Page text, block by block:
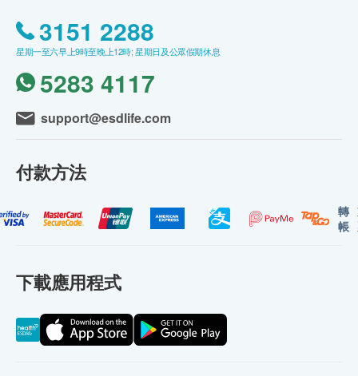
3151 2288
星期一至六早上9時至晚上12時; 星期日及公眾假期休息
5283 4117
support@esdlife.com
付款方法
轉
帳
下載應用程式